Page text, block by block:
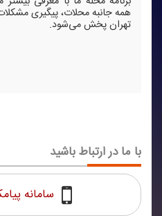
همه جانبه محلات، پیگیری
تهران پخش می‌شود.
با ما در ارتباط باشید
سامانه